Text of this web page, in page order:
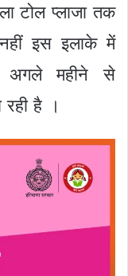
टोल प्लाजा तक
इस इलाके में
अगले महीने से
रही है ।